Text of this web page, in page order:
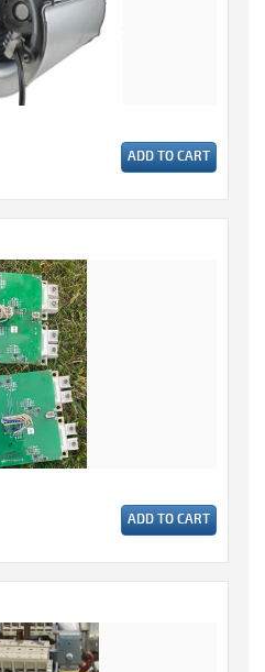
ADD TO CART
ADD TO CART